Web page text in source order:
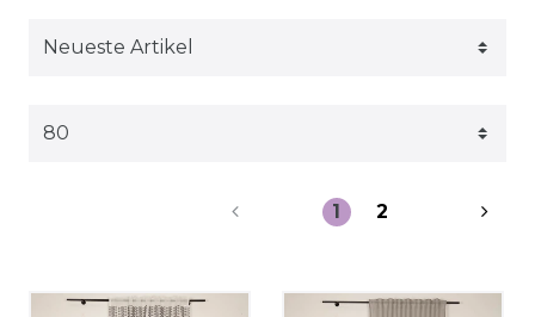
1 2